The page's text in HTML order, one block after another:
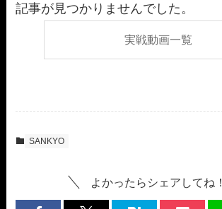
記事が見つかりませんでした。
実戦動画一覧
SANKYO
よかったらシェアしてね！